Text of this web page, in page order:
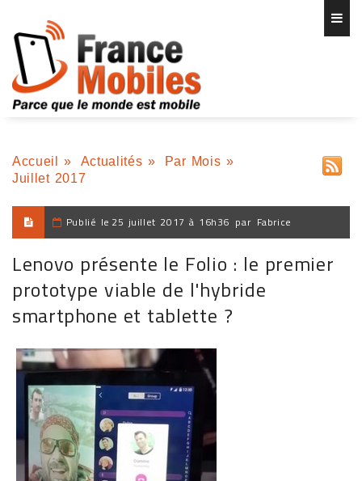
Accueil » Actualités » Par Mois »
Juillet 2017
Publié le 25 juillet 2017 à 16h36 par Fabrice
Lenovo présente le Folio : le premier
prototype viable de l'hybride
smartphone et tablette ?